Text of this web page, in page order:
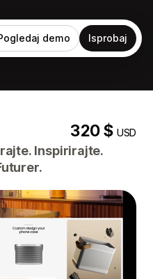
demo Isprobaj
320 $USD
Inspirirajte.